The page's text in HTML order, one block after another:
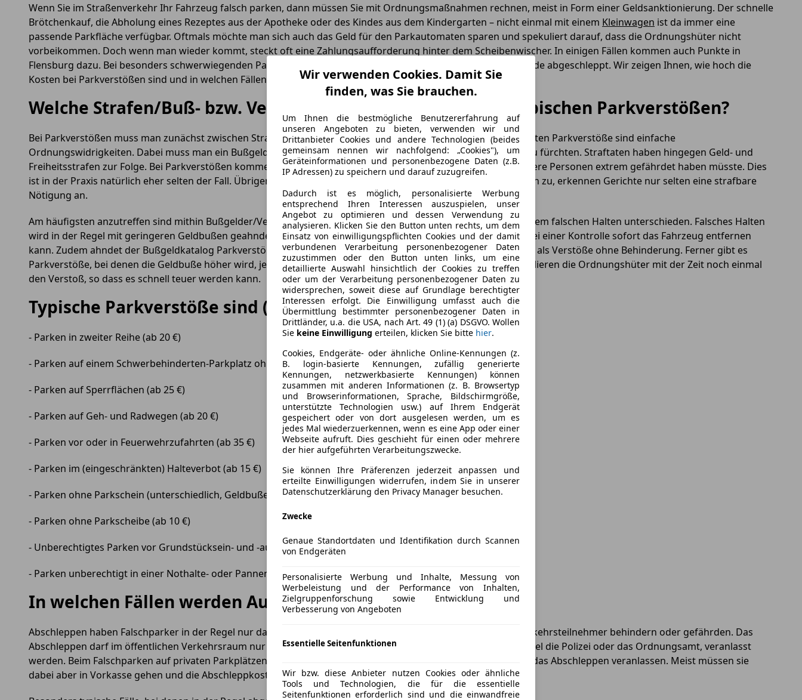
Wenn Sie im Straßenverkehr Ihr Fahrzeug falsch parken, dann müssen Sie mit Ordnungsmaßnahmen rechnen, meist in Form einer Geldsanktionierung. Der schnelle
Brötchenkauf, die Abholung eines Rezeptes aus der Apotheke oder des Kindes aus dem Kindergarten – nicht einmal mit einem Kleinwagen ist da immer eine
passende Parkfläche verfügbar. Oftmals möchte man sich auch das Geld für den Parkautomaten sparen und spekuliert darauf, dass die Ordnungshüter nicht
vorbeikommen. Doch wenn man wieder kommt, steckt oft eine Zahlungsaufforderung hinter dem Scheibenwischer. In einigen Fällen kommen auch Punkte in
Flensburg dazu. Bei besonders schwerwiegenden Parkverstößen findet man sein Auto gar nicht wieder - es wurde abgeschleppt. Wir zeigen Ihnen, wie hoch die
Kosten bei Parkverstößen sind und in welchen Fällen Sie sogar abgeschleppt werden.
Welche Strafen/Buß- bzw. Verwarnungsgelder drohen bei typischen Parkverstößen?
Bei Parkverstößen muss man zunächst zwischen Straftaten und Ordnungswidrigkeiten unterscheiden. Die meisten Parkverstöße sind einfache
Ordnungswidrigkeiten. Dabei muss man ein Bußgeld bezahlen und hat danach keine weiteren Konsequenzen zu fürchten. Straftaten haben hingegen Geld- und
Freiheitsstrafen zur Folge. Bei Parkverstößen kommen sie aber nur selten in Betracht, da das Parken schon andere Personen extrem gefährdet haben müsste. Dies
ist in der Praxis natürlich eher selten der Fall. Übrigens: Parkt man einen anderen Verkehrsteilnehmer absichtlich zu, erkennen Gerichte nur selten eine strafbare
Nötigung an.
Am häufigsten anzutreffen sind mithin Bußgelder/Verwarnungsgelder. Dabei wird zwischen Falschparken und dem falschen Halten unterschieden. Falsches Halten
wird in der Regel mit geringeren Geldbußen geahndet, weil man als Fahrer im Fahrzeug verbleibt und notfalls bei einer Kontrolle sofort das Fahrzeug entfernen
kann. Zudem ahndet der Bußgeldkatalog Parkverstöße mit einer Behinderung höher (meist 5 bis 30 Euro mehr), als Verstöße ohne Behinderung. Ferner gibt es
Parkverstöße, bei denen die Geldbuße höher wird, je länger man an einer Stelle unberechtigt steht. Hier kontrollieren die Ordnungshüter mit der Zeit noch einmal
den Verstoß, so dass es schnell teuer werden kann.
Typische Parkverstöße sind (minimale Geldbuße):
- Parken in zweiter Reihe (ab 20 €)
- Parken auf einem Schwerbehinderten-Parkplatz ohne Genehmigung (ab 35 €)
- Parken auf Sperrflächen (ab 25 €)
- Parken auf Geh- und Radwegen (ab 20 €)
- Parken vor oder in Feuerwehrzufahrten (ab 35 €)
- Parken im (eingeschränkten) Halteverbot (ab 15 €)
- Parken ohne Parkschein (unterschiedlich, Geldbußen stehen teilweise auf Schildern oder am Automaten)
- Parken ohne Parkscheibe (ab 10 €)
- Unberechtigtes Parken vor Grundstücksein- und -ausfahrten (ab 10 €)
- Parken unberechtigt in einer Nothalte- oder Pannenbucht (ab 25 €)
In welchen Fällen werden Autos auch abgeschleppt?
Abschleppen haben Falschparker in der Regel nur dann zu befürchten, wenn Sie mit ihrer Handlung andere Verkehrsteilnehmer behindern oder gefährden. Das
Abschleppen darf im öffentlichen Verkehrsraum nur durch dazu befugte Organe und Personen, also zum Beispiel die Polizei oder das Ordnungsamt, veranlasst
werden. Beim Falschparken auf privaten Parkplätzen oder vor privaten Zufahrten können auch Privatpersonen das Abschleppen veranlassen. Meist müssen sie
dabei aber in Vorkasse gehen und die Abschleppkosten dann zivilrechtlich erstreiten.
Wir verwenden Cookies. Damit Sie
finden, was Sie brauchen.
Um Ihnen die bestmögliche Benutzererfahrung auf
unseren Angeboten zu bieten, verwenden wir und
Drittanbieter Cookies und andere Technologien (beides
gemeinsam nennen wir nachfolgend: „Cookies"), um
Geräteinformationen und personenbezogene Daten (z.B.
IP Adressen) zu speichern und darauf zuzugreifen.
Dadurch ist es möglich, personalisierte Werbung
entsprechend Ihren Interessen auszuspielen, unser
Angebot zu optimieren und dessen Verwendung zu
analysieren. Klicken Sie den Button unten rechts, um dem
Einsatz von einwilligungspflichten Cookies und der damit
verbundenen Verarbeitung personenbezogener Daten
zuzustimmen oder den Button unten links, um eine
detaillierte Auswahl hinsichtlich der Cookies zu treffen
oder um der Verarbeitung personenbezogener Daten zu
widersprechen, soweit diese auf Grundlage berechtigter
Interessen erfolgt. Die Einwilligung umfasst auch die
Übermittlung bestimmter personenbezogener Daten in
Drittländer, u.a. die USA, nach Art. 49 (1) (a) DSGVO. Wollen
Sie keine Einwilligung erteilen, klicken Sie bitte hier.
Cookies, Endgeräte- oder ähnliche Online-Kennungen (z.
B. login-basierte Kennungen, zufällig generierte
Kennungen, netzwerkbasierte Kennungen) können
zusammen mit anderen Informationen (z. B. Browsertyp
und Browserinformationen, Sprache, Bildschirmgröße,
unterstützte Technologien usw.) auf Ihrem Endgerät
gespeichert oder von dort ausgelesen werden, um es
jedes Mal wiederzuerkennen, wenn es eine App oder einer
Webseite aufruft. Dies geschieht für einen oder mehrere
der hier aufgeführten Verarbeitungszwecke.
Sie können Ihre Präferenzen jederzeit anpassen und
erteilte Einwilligungen widerrufen, indem Sie in unserer
Datenschutzerklärung den Privacy Manager besuchen.
Zwecke
Genaue Standortdaten und Identifikation durch Scannen
von Endgeräten
Personalisierte Werbung und Inhalte, Messung von
Werbeleistung und der Performance von Inhalten,
Zielgruppenforschung sowie Entwicklung und
Verbesserung von Angeboten
Essentielle Seitenfunktionen
Wir bzw. diese Anbieter nutzen Cookies oder ähnliche
Tools und Technologien, die für die essentielle
Seitenfunktionen erforderlich sind und die einwandfreie